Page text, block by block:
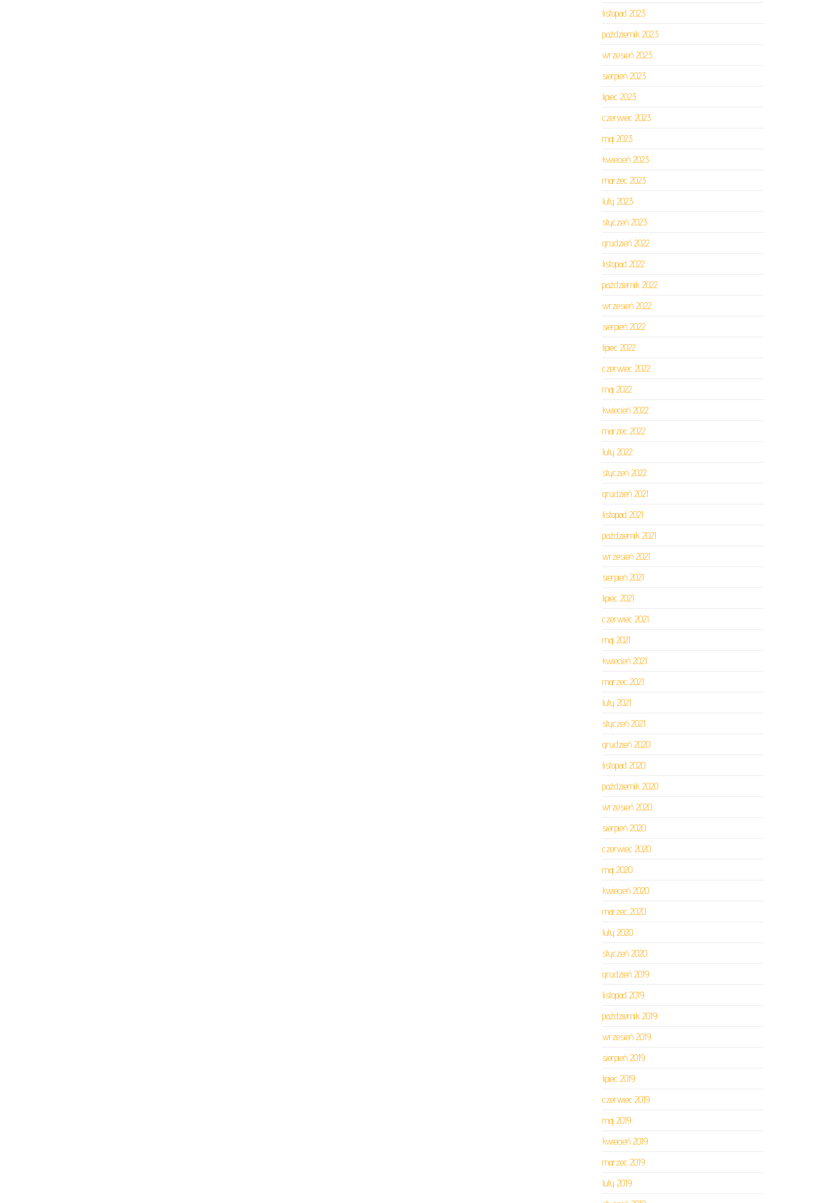
listopad 2023
październik 2023
wrzesień 2023
sierpień 2023
lipiec 2023
czerwiec 2023
maj 2023
kwiecień 2023
marzec 2023
luty 2023
styczeń 2023
grudzień 2022
listopad 2022
październik 2022
wrzesień 2022
sierpień 2022
lipiec 2022
czerwiec 2022
maj 2022
kwiecień 2022
marzec 2022
luty 2022
styczeń 2022
grudzień 2021
listopad 2021
październik 2021
wrzesień 2021
sierpień 2021
lipiec 2021
czerwiec 2021
maj 2021
kwiecień 2021
marzec 2021
luty 2021
styczeń 2021
grudzień 2020
listopad 2020
październik 2020
wrzesień 2020
sierpień 2020
czerwiec 2020
maj 2020
kwiecień 2020
marzec 2020
luty 2020
styczeń 2020
grudzień 2019
listopad 2019
październik 2019
wrzesień 2019
sierpień 2019
lipiec 2019
czerwiec 2019
maj 2019
kwiecień 2019
marzec 2019
luty 2019